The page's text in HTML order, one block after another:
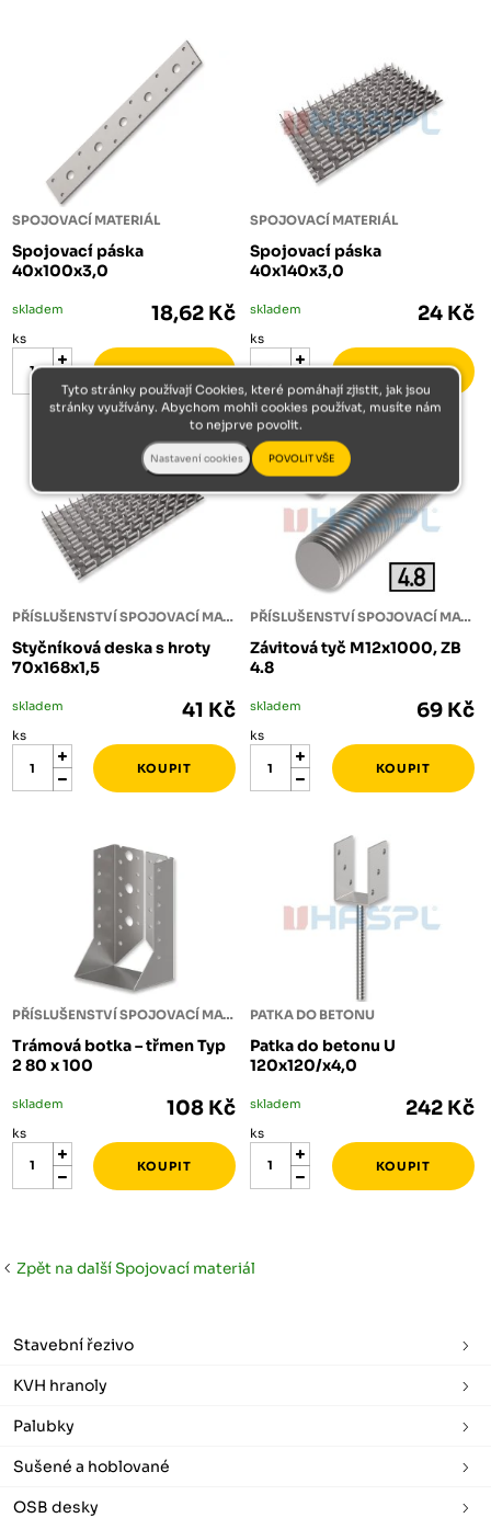
SPOJOVACÍ MATERIÁL
Spojovací páska
40x100x3,0
skladem 18,62 Kč
ks
SPOJOVACÍ MATERIÁL
Spojovací páska
40x140x3,0
skladem 24 Kč
ks
PŘÍSLUŠENSTVÍ SPOJOVACÍ MATERIÁL
Styčníková deska s hroty
70x168x1,5
skladem 41 Kč
ks
PŘÍSLUŠENSTVÍ SPOJOVACÍ MATERIÁL
Závitová tyč M12x1000, ZB
4.8
skladem 69 Kč
ks
PŘÍSLUŠENSTVÍ SPOJOVACÍ MATERIÁL
Trámová botka – třmen Typ
2 80 x 100
skladem 108 Kč
ks
PATKA DO BETONU
Patka do betonu U
120x120/x4,0
skladem 242 Kč
ks
Zpět na další Spojovací materiál
Stavební řezivo
KVH hranoly
Palubky
Sušené a hoblované
OSB desky
Tyto stránky používají Cookies, které pomáhají zjistit, jak jsou
stránky využívány. Abychom mohli cookies používat, musíte nám
to nejprve povolit.